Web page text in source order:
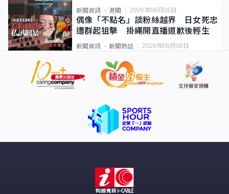
新聞資訊 港聞 2026年08月05日
偶像「不點名」談粉絲越界 日女死忠
遭群起狙擊 掛繩開直播道歉後輕生
新聞資訊 新聞熱話 2026年08月06日